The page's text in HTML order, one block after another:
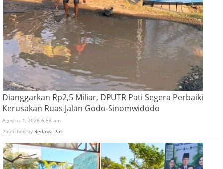
Dianggarkan Rp2,5 Miliar, DPUTR Pati Segera Perbaiki
Kerusakan Ruas Jalan Godo-Sinomwidodo
Agustus 1, 2026 6:53 am
Published by Redaksi Pati